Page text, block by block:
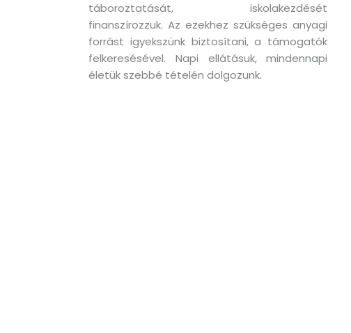
táboroztatását, iskolakezdését
finanszírozzuk. Az ezekhez szükséges anyagi
forrást igyekszünk biztosítani, a támogatók
felkeresésével. Napi ellátásuk, mindennapi
életük szebbé tételén dolgozunk.